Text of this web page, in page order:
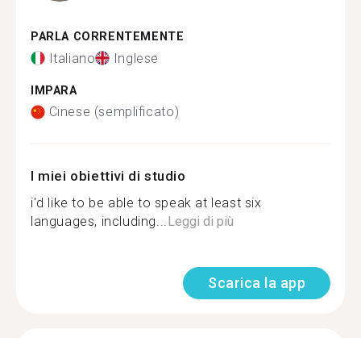
PARLA CORRENTEMENTE
Italiano Inglese
IMPARA
Cinese (semplificato)
I miei obiettivi di studio
i'd like to be able to speak at least six
languages, including...Leggi di più
Scarica la app